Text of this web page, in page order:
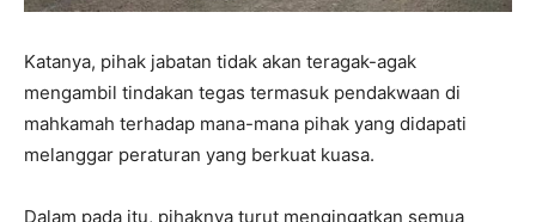
Katanya, pihak jabatan tidak akan teragak-agak
mengambil tindakan tegas termasuk pendakwaan di
mahkamah terhadap mana-mana pihak yang didapati
melanggar peraturan yang berkuat kuasa.
Dalam pada itu, pihaknya turut mengingatkan semua